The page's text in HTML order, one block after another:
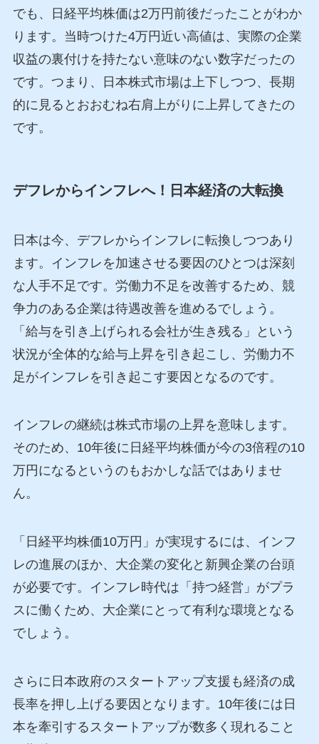
でも、日経平均株価は2万円前後だったことがわか
ります。当時つけた4万円近い高値は、実際の企業
収益の裏付けを持たない意味のない数字だったの
です。つまり、日本株式市場は上下しつつ、長期
的に見るとおおむね右肩上がりに上昇してきたの
です。
デフレからインフレへ！日本経済の大転換
日本は今、デフレからインフレに転換しつつあり
ます。インフレを加速させる要因のひとつは深刻
な人手不足です。労働力不足を改善するため、競
争力のある企業は待遇改善を進めるでしょう。
「給与を引き上げられる会社が生き残る」という
状況が全体的な給与上昇を引き起こし、労働力不
足がインフレを引き起こす要因となるのです。
インフレの継続は株式市場の上昇を意味します。
そのため、10年後に日経平均株価が今の3倍程の10
万円になるというのもおかしな話ではありませ
ん。
「日経平均株価10万円」が実現するには、インフ
レの進展のほか、大企業の変化と新興企業の台頭
が必要です。インフレ時代は「持つ経営」がプラ
スに働くため、大企業にとって有利な環境となる
でしょう。
さらに日本政府のスタートアップ支援も経済の成
長率を押し上げる要因となります。10年後には日
本を牽引するスタートアップが数多く現れること